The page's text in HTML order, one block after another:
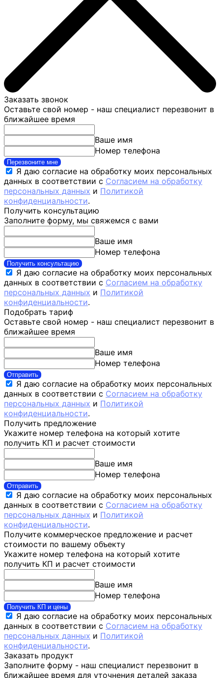
Заказать звонок
Оставьте свой номер - наш специалист перезвонит в
ближайшее время
Ваше имя
Номер телефона
Перезвоните мне
Я даю согласие на обработку моих персональных
данных в соответствии с Согласием на обработку
персональных данных и Политикой
конфиденциальности.
Получить консультацию
Заполните форму, мы свяжемся с вами
Ваше имя
Номер телефона
Получить консультацию
Я даю согласие на обработку моих персональных
данных в соответствии с Согласием на обработку
персональных данных и Политикой
конфиденциальности.
Подобрать тариф
Оставьте свой номер - наш специалист перезвонит в
ближайшее время
Ваше имя
Номер телефона
Отправить
Я даю согласие на обработку моих персональных
данных в соответствии с Согласием на обработку
персональных данных и Политикой
конфиденциальности.
Получить предложение
Укажите номер телефона на который хотите
получить КП и расчет стоимости
Ваше имя
Номер телефона
Отправить
Я даю согласие на обработку моих персональных
данных в соответствии с Согласием на обработку
персональных данных и Политикой
конфиденциальности.
Получите коммерческое предложение и расчет
стоимости по вашему объекту
Укажите номер телефона на который хотите
получить КП и расчет стоимости
Ваше имя
Номер телефона
Получить КП и цены
Я даю согласие на обработку моих персональных
данных в соответствии с Согласием на обработку
персональных данных и Политикой
конфиденциальности.
Заказать продукт
Заполните форму - наш специалист перезвонит в
ближайшее время для уточнения деталей заказа